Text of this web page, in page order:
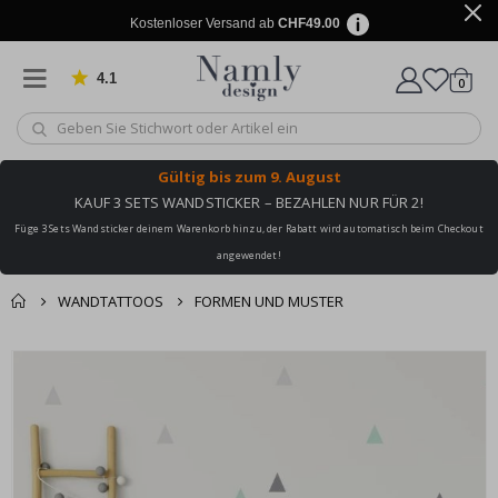
Kostenloser Versand ab CHF49.00
4.1 von 1029 Bewertungen
Wagen
0
Gültig bis zum 9. August
KAUF 3 SETS WANDSTICKER – BEZAHLEN NUR FÜR 2!
Füge 3 Sets Wandsticker deinem Warenkorb hinzu, der Rabatt wird automatisch beim Checkout
angewendet!
WANDTATTOOS FORMEN UND MUSTER
Zusammen gekaufte
Bildgalerie
springen